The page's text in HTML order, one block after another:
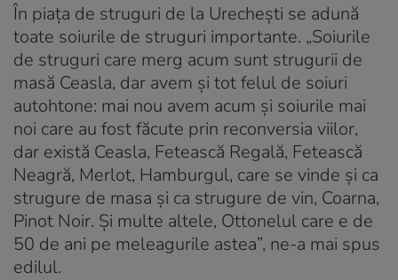
În piața de struguri de la Urechești se adună
toate soiurile de struguri importante. „Soiurile
de struguri care merg acum sunt strugurii de
masă Ceasla, dar avem și tot felul de soiuri
autohtone: mai nou avem acum și soiurile mai
noi care au fost făcute prin reconversia viilor,
dar există Ceasla, Fetească Regală, Fetească
Neagră, Merlot, Hamburgul, care se vinde și ca
strugure de masa și ca strugure de vin, Coarna,
Pinot Noir. Și multe altele, Ottonelul care e de
50 de ani pe meleagurile astea”, ne-a mai spus
edilul.